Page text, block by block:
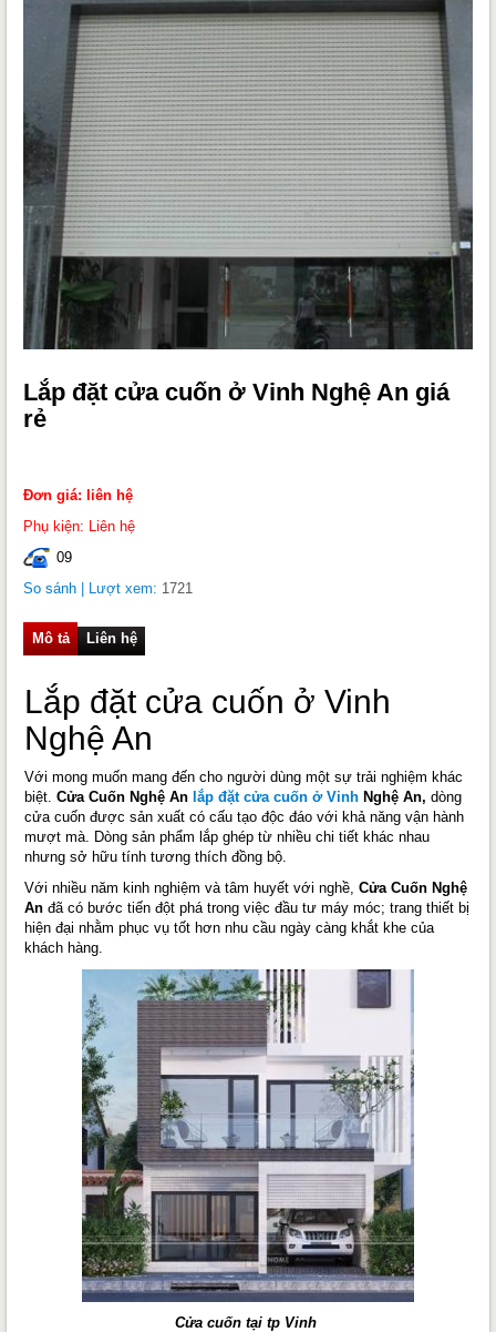
Lắp đặt cửa cuốn ở Vinh Nghệ An giá
rẻ
Đơn giá: liên hệ
Phụ kiện: Liên hệ
09
So sánh | Lượt xem: 1721
Mô tả Liên hệ
Lắp đặt cửa cuốn ở Vinh
Nghệ An
Với mong muốn mang đến cho người dùng một sự trải nghiệm khác
biệt. Cửa Cuốn Nghệ An lắp đặt cửa cuốn ở Vinh Nghệ An, dòng
cửa cuốn được sản xuất có cấu tạo độc đáo với khả năng vận hành
mượt mà. Dòng sản phẩm lắp ghép từ nhiều chi tiết khác nhau
nhưng sở hữu tính tương thích đồng bộ.
Với nhiều năm kinh nghiệm và tâm huyết với nghề, Cửa Cuốn Nghệ
An đã có bước tiến đột phá trong việc đầu tư máy móc; trang thiết bị
hiện đại nhằm phục vụ tốt hơn nhu cầu ngày càng khắt khe của
khách hàng.
Cửa cuốn tại tp Vinh